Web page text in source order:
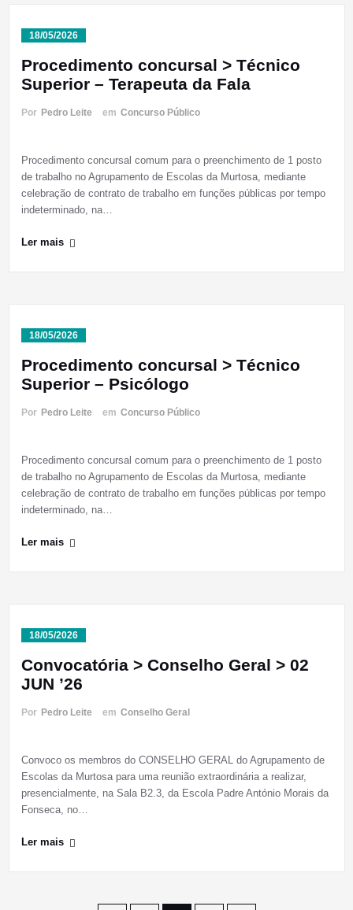
18/05/2026
Procedimento concursal > Técnico
Superior – Terapeuta da Fala
Por Pedro Leite em Concurso Público
Procedimento concursal comum para o preenchimento de 1 posto
de trabalho no Agrupamento de Escolas da Murtosa, mediante
celebração de contrato de trabalho em funções públicas por tempo
indeterminado, na…
Ler mais
18/05/2026
Procedimento concursal > Técnico
Superior – Psicólogo
Por Pedro Leite em Concurso Público
Procedimento concursal comum para o preenchimento de 1 posto
de trabalho no Agrupamento de Escolas da Murtosa, mediante
celebração de contrato de trabalho em funções públicas por tempo
indeterminado, na…
Ler mais
18/05/2026
Convocatória > Conselho Geral > 02
JUN ’26
Por Pedro Leite em Conselho Geral
Convoco os membros do CONSELHO GERAL do Agrupamento de
Escolas da Murtosa para uma reunião extraordinária a realizar,
presencialmente, na Sala B2.3, da Escola Padre António Morais da
Fonseca, no…
Ler mais